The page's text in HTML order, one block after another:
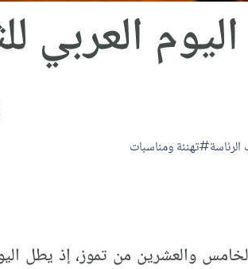
اليوم العربي
تهنئة ومناسبات
والعشرين من تموز، إذ يطل